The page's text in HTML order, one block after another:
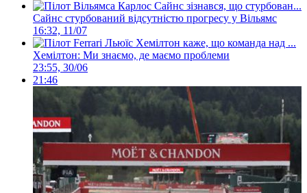
Сайнс стурбований відсутністю прогресу у Вільямс
16:32, 11/07
Хемілтон: Ми знаємо, де маємо проблеми
23:55, 30/06
21:46